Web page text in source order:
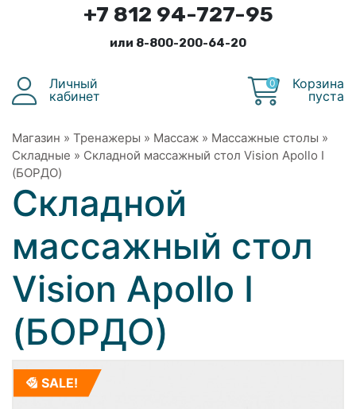
+7 812 94-727-95
или 8-800-200-64-20
Личный
кабинет
0
Корзина
пуста
Магазин » Тренажеры » Массаж » Массажные столы »
Складные » Складной массажный стол Vision Apollo I
(БОРДО)
Складной
массажный стол
Vision Apollo I
(БОРДО)
SALE!